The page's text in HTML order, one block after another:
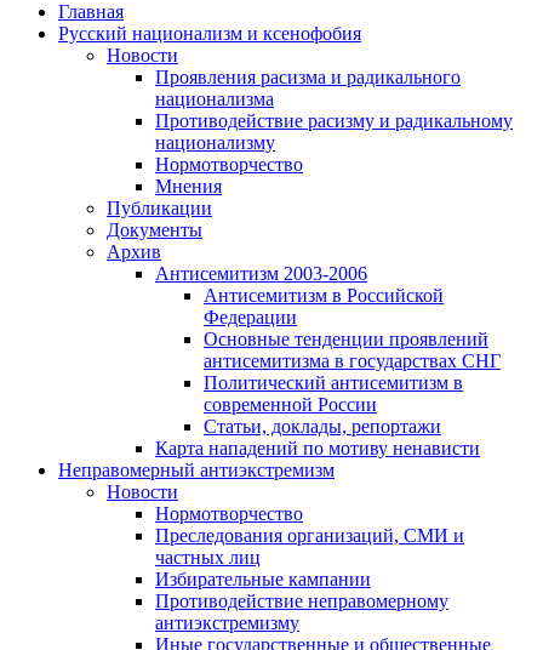
Главная
Русский национализм и ксенофобия
Новости
Проявления расизма и радикального
национализма
Противодействие расизму и радикальному
национализму
Нормотворчество
Мнения
Публикации
Документы
Архив
Антисемитизм 2003-2006
Антисемитизм в Российской
Федерации
Основные тенденции проявлений
антисемитизма в государствах СНГ
Политический антисемитизм в
современной России
Статьи, доклады, репортажи
Карта нападений по мотиву ненависти
Неправомерный антиэкстремизм
Новости
Нормотворчество
Преследования организаций, СМИ и
частных лиц
Избирательные кампании
Противодействие неправомерному
антиэкстремизму
Иные государственные и общественные